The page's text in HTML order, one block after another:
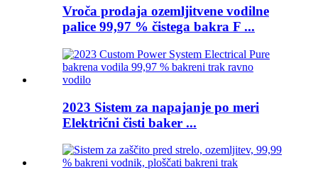
Vroča prodaja ozemljitvene vodilne
palice 99,97 % čistega bakra F ...
2023 Sistem za napajanje po meri
Električni čisti baker ...